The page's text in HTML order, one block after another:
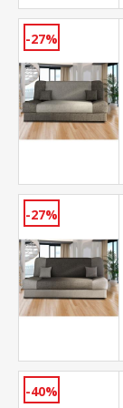
-27%
-27%
-40%